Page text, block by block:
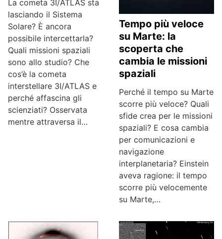
La cometa 3I/ATLAS sta
lasciando il Sistema
Solare? È ancora
possibile intercettarla?
Quali missioni spaziali
sono allo studio? Che
cos’è la cometa
interstellare 3I/ATLAS e
perché affascina gli
scienziati? Osservata
mentre attraversa il…
Tempo più veloce
su Marte: la
scoperta che
cambia le missioni
spaziali
Perché il tempo su Marte
scorre più veloce? Quali
sfide crea per le missioni
spaziali? E cosa cambia
per comunicazioni e
navigazione
interplanetaria? Einstein
aveva ragione: il tempo
scorre più velocemente
su Marte,…